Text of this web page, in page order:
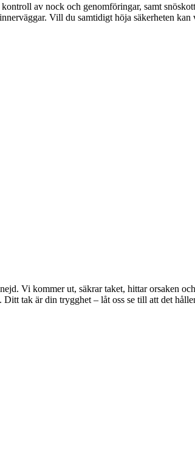
av nock och genomföringar, samt
Vill du samtidigt höja säkerheten kan
Vi kommer ut, säkrar taket, hittar orsaken
tak är din trygghet – låt oss se till att det